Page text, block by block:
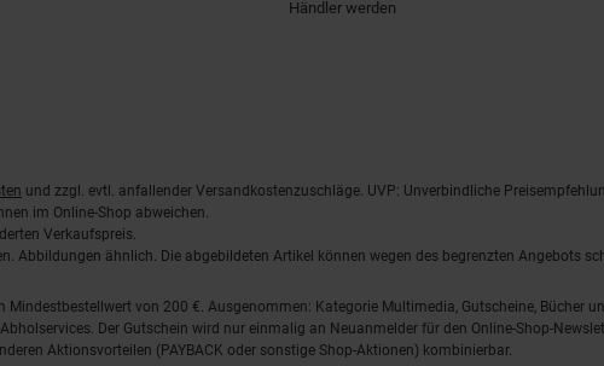
Händler werden
und zzgl. evtl. anfallender Versandkostenzuschläge. UVP: Unverbindliche
im Online-Shop abweichen.
Verkaufspreis.
Abbildungen ähnlich. Die abgebildeten Artikel können wegen des begrenzten Angebots
von 200 €. Ausgenommen: Kategorie Multimedia, Gutscheine, Bücher
Der Gutschein wird nur einmalig an Neuanmelder für den Online-Shop-
Aktionsvorteilen (PAYBACK oder sonstige Shop-Aktionen) kombinierbar.